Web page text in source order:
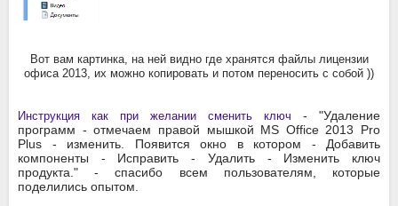
Вот вам картинка, на ней видно где хранятся файлы лицензии
офиса 2013, их можно копировать и потом переносить с собой ))
Инструкция как при желании сменить ключ - "Удаление
программ - отмечаем правой мышкой MS Office 2013 Pro
Plus - изменить. Появится окно в котором - Добавить
компоненты - Исправить - Удалить - Изменить ключ
продукта." - спасибо всем пользователям, которые
поделились опытом.